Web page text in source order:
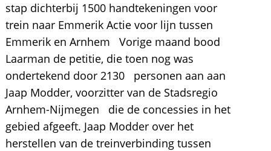
stap dichterbij 1500 handtekeningen voor
trein naar Emmerik Actie voor lijn tussen
Emmerik en Arnhem Vorige maand bood
Laarman de petitie, die toen nog was
ondertekend door 2130 personen aan aan
Jaap Modder, voorzitter van de Stadsregio
Arnhem-Nijmegen die de concessies in het
gebied afgeeft. Jaap Modder over het
herstellen van de treinverbinding tussen